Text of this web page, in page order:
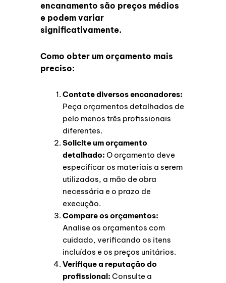
encanamento são preços médios
e podem variar
significativamente.
Como obter um orçamento mais
preciso:
Contate diversos encanadores:
Peça orçamentos detalhados de
pelo menos três profissionais
diferentes.
Solicite um orçamento
detalhado: O orçamento deve
especificar os materiais a serem
utilizados, a mão de obra
necessária e o prazo de
execução.
Compare os orçamentos:
Analise os orçamentos com
cuidado, verificando os itens
incluídos e os preços unitários.
Verifique a reputação do
profissional: Consulte a